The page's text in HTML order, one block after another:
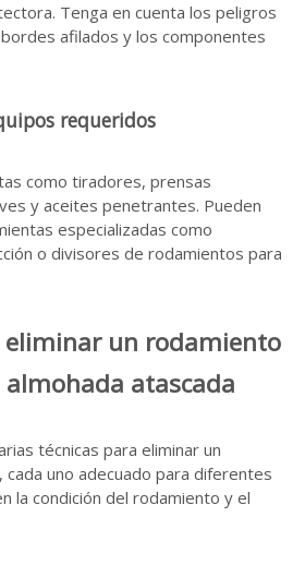
Tenga en cuenta los peligros
afilados y los componentes
requeridos
como tiradores, prensas
y aceites penetrantes. Pueden
especializadas como
o divisores de rodamientos para
eliminar un rodamiento
atascada
técnicas para eliminar un
uno adecuado para diferentes
la condición del rodamiento y el